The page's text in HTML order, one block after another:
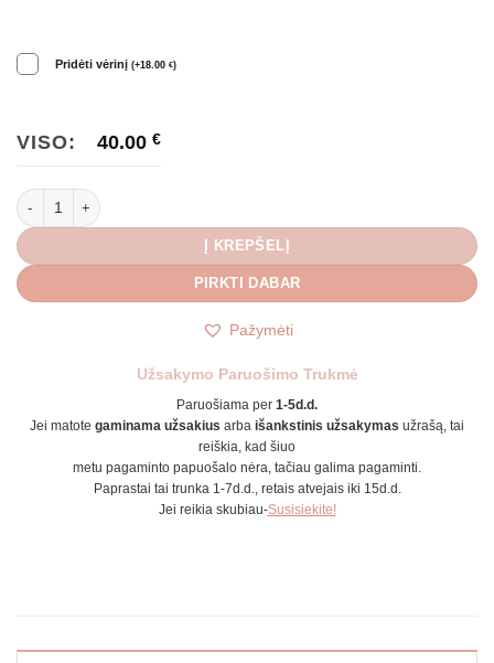
Pridėti vėrinį (+18.00 €)
VISO: 40.00 €
produkto kiekis: Prabangūs nedideli auskarai Ivy
Į KREPŠELĮ
PIRKTI DABAR
Pažymėti
Užsakymo Paruošimo Trukmė
Paruošiama per 1-5d.d.
Jei matote gaminama užsakius arba išankstinis užsakymas užrašą, tai
reiškia, kad šiuo
metu pagaminto papuošalo nėra, tačiau galima pagaminti.
Paprastai tai trunka 1-7d.d., retais atvejais iki 15d.d.
Jei reikia skubiau-Susisiekite!